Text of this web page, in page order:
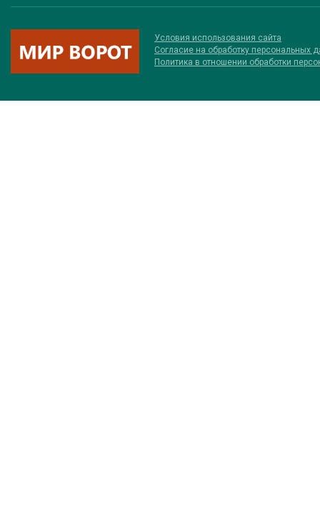
Условия использования сайта
Соглаcие на обработку персональных
Политика в отношении обработки